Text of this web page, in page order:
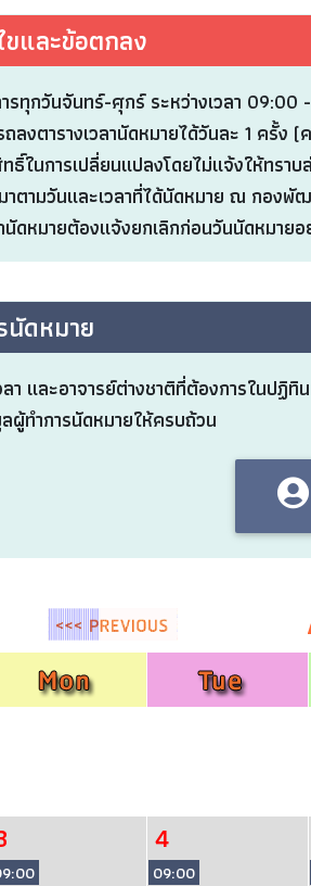
ขและข้อตกลง
รทุกวันจันทร์-ศุกร์ ระหว่างเวลา 09:00
ลงตารางเวลานัดหมายได้วันละ 1 ครั้ง
ธิ์ในการเปลี่ยนแปลงโดยไม่แจ้งให้ทราบ
าตามวันและเวลาที่ได้นัดหมาย ณ กองพั
นัดหมายต้องแจ้งยกเลิกก่อนวันนัดหมาย
นัดหมาย
ลา และอาจารย์ต่างชาติที่ต้องการในปฏิ
ผู้ทำการนัดหมายให้ครบถ้วน
4
09:00